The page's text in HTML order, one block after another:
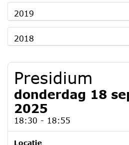
2019
2018
Presidium
donderdag 18
2025
18:30 - 18:55
Locatie